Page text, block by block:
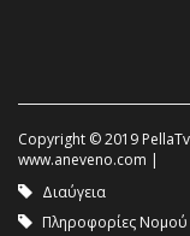
Copyright © 2019
www.aneveno.com |
Διαύγεια
Πληροφορίες Νομού